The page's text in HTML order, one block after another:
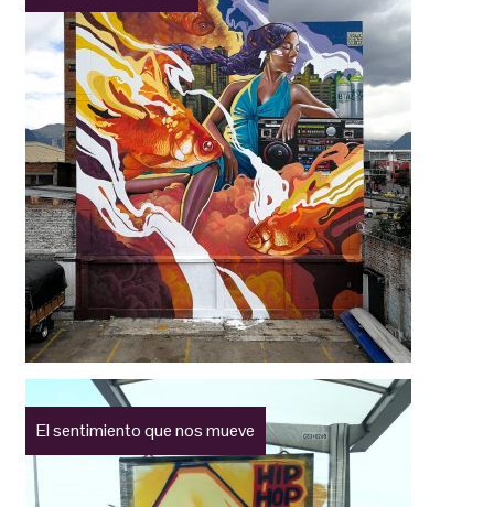
El sentimiento que nos mueve